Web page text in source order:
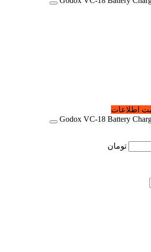
اطلاعات
تومان